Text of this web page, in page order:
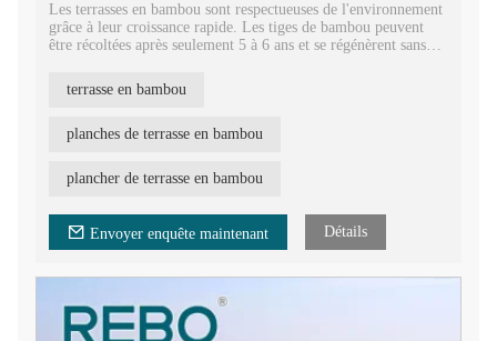
Les terrasses en bambou sont respectueuses de l'environnement
grâce à leur croissance rapide. Les tiges de bambou peuvent
être récoltées après seulement 5 à 6 ans et se régénèrent sans
et une alternative écologique aux autres matériaux.
terrasse en bambou
planches de terrasse en bambou
plancher de terrasse en bambou
Envoyer enquête maintenant Détails